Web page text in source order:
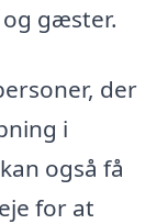
gæster.
der
i
også få
for at